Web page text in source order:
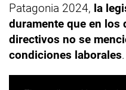
Patagonia 2024, la
duramente que en los
directivos no se
condiciones laborales.